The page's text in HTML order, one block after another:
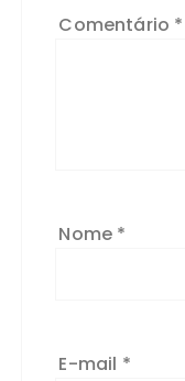
Comentário *
Nome *
E-mail *